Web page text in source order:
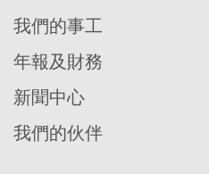
我們的事工
年報及財務
新聞中心
我們的伙伴